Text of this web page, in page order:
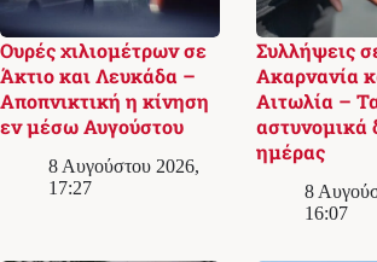
Ουρές χιλιομέτρων σε
Άκτιο και Λευκάδα –
Αποπνικτική η κίνηση
εν μέσω Αυγούστου
8 Αυγούστου 2026,
17:27
Συλλήψεις
Ακαρνανία
Αιτωλία –
αστυνομικά
ημέρας
8
16:07